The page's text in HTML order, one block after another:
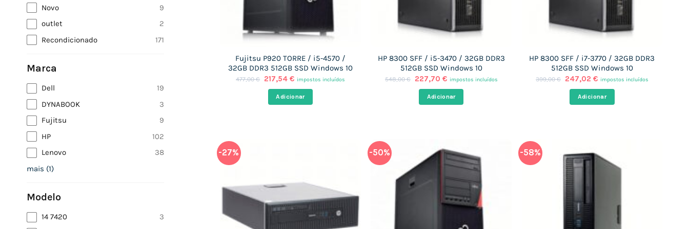
Novo
9
outlet
2
Recondicionado
171
Marca
Dell
19
DYNABOOK
3
Fujitsu
9
HP
102
Lenovo
38
mais (1)
Modelo
14 7420
3
Fujitsu P920 TORRE / i5-4570 /
32GB DDR3 512GB SSD Windows 10
477,00€
O
original
era:
217,54 €O
preço
atual
é:
impostos incluídos
Adicionar
HP 8300 SFF / i5-3470 / 32GB DDR3
512GB SSD Windows 10
548,00€
O
original
era:
227,70 €O
preço
atual
é:
impostos incluídos
Adicionar
HP 8300 SFF / i7-3770 / 32GB DDR3
512GB SSD Windows 10
399,00€
O
original
era:
247,02 €O
preço
atual
é:
impostos incluídos
Adicionar
-27% -50% -58%